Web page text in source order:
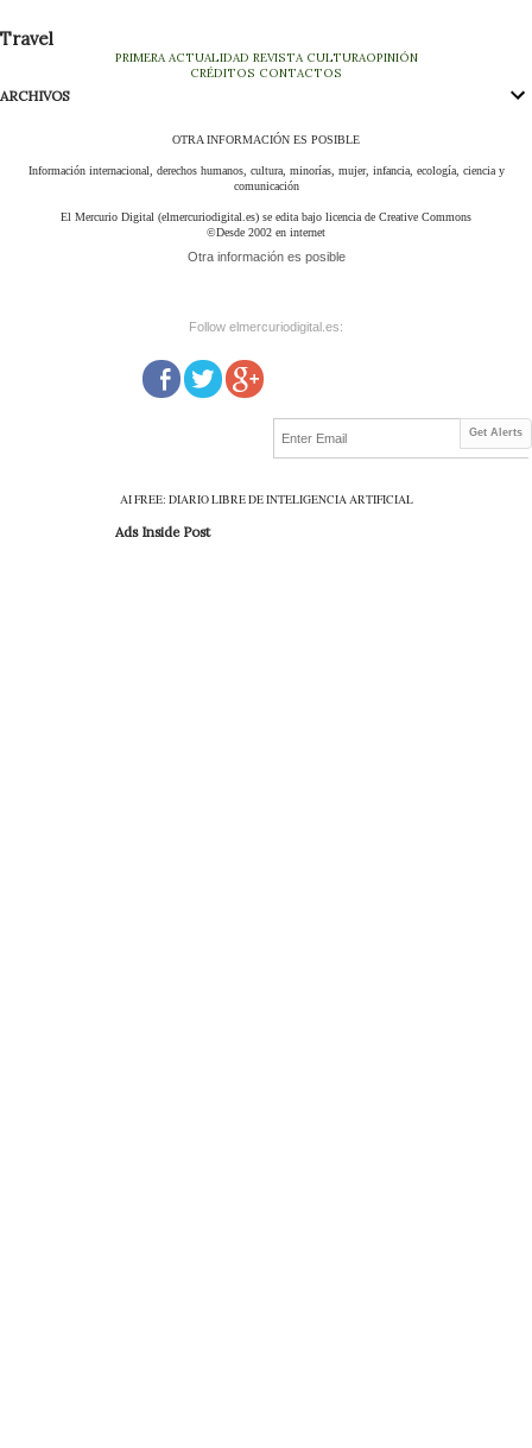
Travel
PRIMERA ACTUALIDAD REVISTA CULTURAOPINIÓN
CRÉDITOS CONTACTOS
ARCHIVOS
OTRA INFORMACIÓN ES POSIBLE
Información internacional, derechos humanos, cultura, minorías, mujer, infancia, ecología, ciencia y
comunicación
El Mercurio Digital (elmercuriodigital.es) se edita bajo licencia de Creative Commons
©Desde 2002 en internet
Otra información es posible
Follow elmercuriodigital.es:
Get Alerts
AI FREE: DIARIO LIBRE DE INTELIGENCIA ARTIFICIAL
Ads Inside Post